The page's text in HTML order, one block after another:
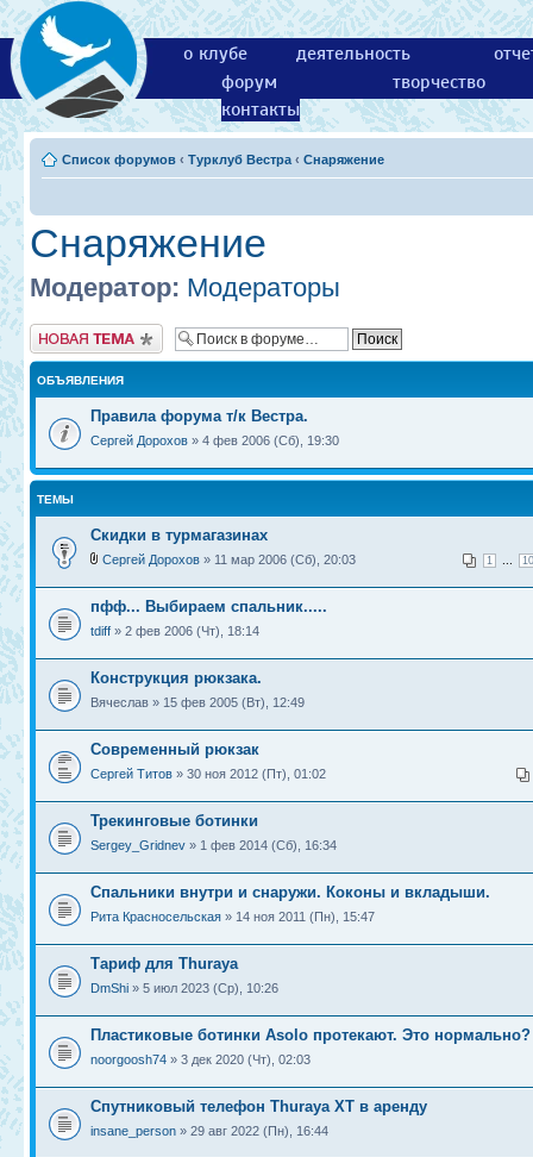
о клубе деятельность
форум
творчество
контакты
Список форумов ‹ Турклуб Вестра ‹ Снаряжение
Снаряжение
Модератор: Модераторы
Новая тема
ОБЪЯВЛЕНИЯ
Правила форума т/к Вестра.
Сергей Дорохов » 4 фев 2006 (Сб), 19:30
ТЕМЫ
Скидки в турмагазинах
1 10
Сергей Дорохов » 11 мар 2006 (Сб), 20:03
пфф... Выбираем спальник.....
tdiff » 2 фев 2006 (Чт), 18:14
Конструкция рюкзака.
Вячеслав » 15 фев 2005 (Вт), 12:49
Современный рюкзак
Сергей Титов » 30 ноя 2012 (Пт), 01:02
Трекинговые ботинки
Sergey_Gridnev » 1 фев 2014 (Сб), 16:34
Спальники внутри и снаружи. Коконы и вкладыши.
Рита Красносельская » 14 ноя 2011 (Пн), 15:47
Тариф для Thuraya
DmShi » 5 июл 2023 (Ср), 10:26
Пластиковые ботинки Asolo протекают. Это нормально?
noorgoosh74 » 3 дек 2020 (Чт), 02:03
Спутниковый телефон Thuraya XT в аренду
insane_person » 29 авг 2022 (Пн), 16:44